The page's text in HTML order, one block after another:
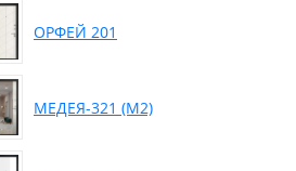
ОРФЕЙ 201
МЕДЕЯ-321 (М2)